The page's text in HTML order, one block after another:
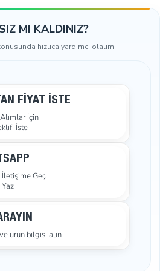
MI KALDINIZ?
hızlıca yardımcı olalım.
FIYAT İSTE
İçin
İste
Geç
ürün bilgisi alın